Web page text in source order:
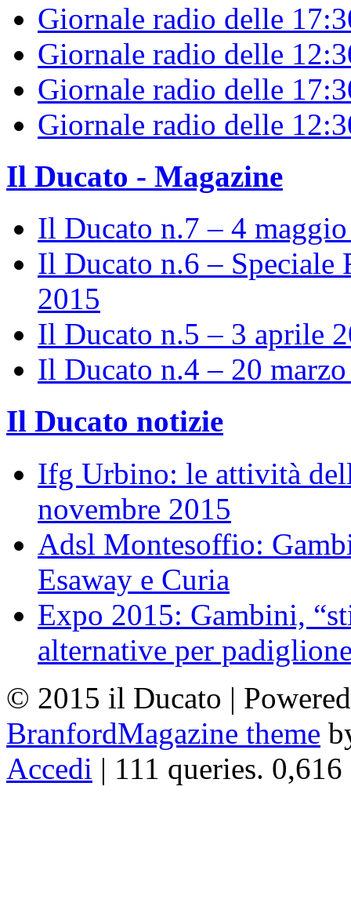
Giornale radio delle
Giornale radio delle
Giornale radio delle
Giornale radio delle
Il Ducato - Magazine
Il Ducato n.7 – 4
Il Ducato n.6 – Speciale
2015
Il Ducato n.5 – 3 aprile
Il Ducato n.4 – 20
Il Ducato notizie
Ifg Urbino: le attività
novembre 2015
Adsl Montesoffio:
Esaway e Curia
Expo 2015: Gambini,
alternative per
© 2015 il Ducato |
BranfordMagazine theme
Accedi | 111 queries. 0,616